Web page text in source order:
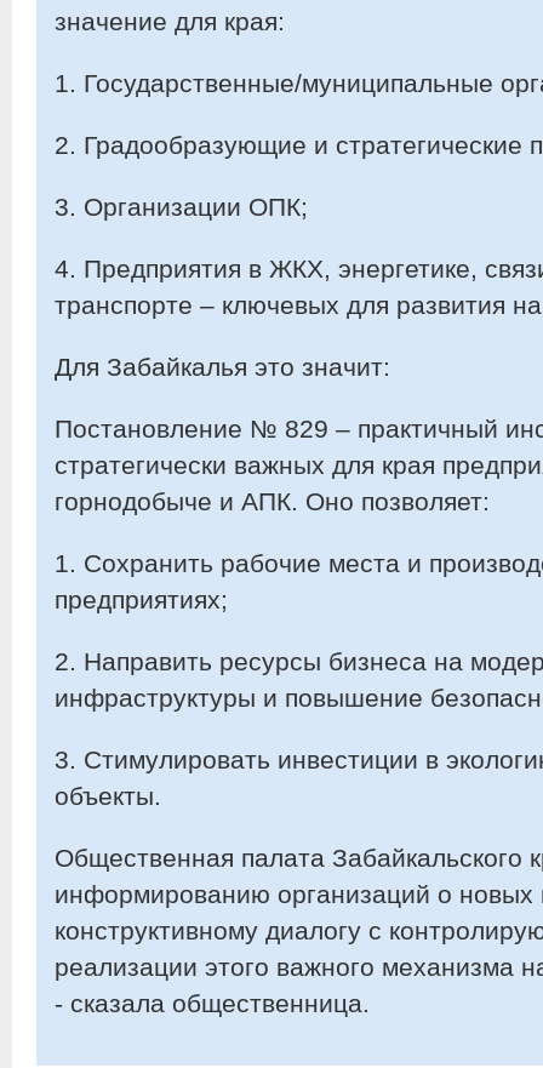
значение для края:
1. Государственные/муниципальные
2. Градообразующие и стратегические
3. Организации ОПК;
4. Предприятия в ЖКХ, энергетике,
транспорте – ключевых для развития
Для Забайкалья это значит:
Постановление № 829 – практичный
стратегически важных для края
горнодобыче и АПК. Оно позволяет:
1. Сохранить рабочие места и
предприятиях;
2. Направить ресурсы бизнеса на
инфраструктуры и повышение
3. Стимулировать инвестиции в
объекты.
Общественная палата Забайкальского
информированию организаций о новых
конструктивному диалогу с
реализации этого важного механизма
- сказала общественница.